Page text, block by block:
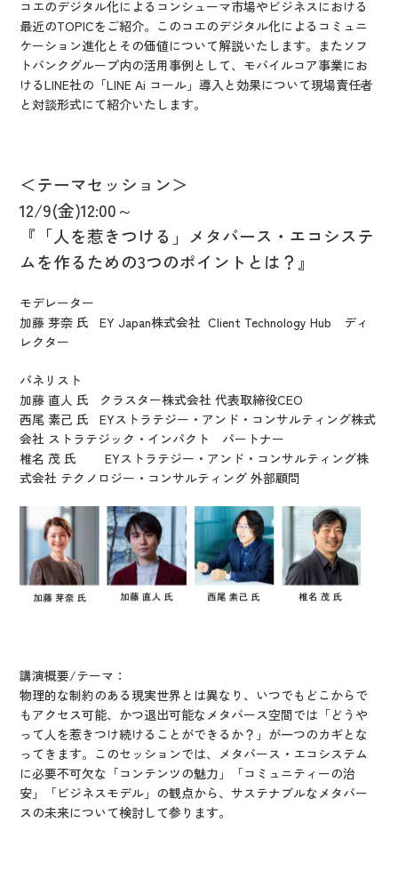
コエのデジタル化によるコンシューマ市場やビジネスにおける
最近のTOPICをご紹介。このコエのデジタル化によるコミュニ
ケーション進化とその価値について解説いたします。またソフ
トバンクグループ内の活用事例として、モバイルコア事業にお
けるLINE社の「LINE Ai コール」導入と効果について現場責任者
と対談形式にて紹介いたします。
＜テーマセッション＞
12/9(金)12:00～
『「人を惹きつける」メタバース・エコシステ
ムを作るための3つのポイントとは？』
モデレーター
加藤 芽奈 氏EY Japan株式会社 Client Technology Hub ディ
レクター
パネリスト
加藤 直人 氏 クラスター株式会社 代表取締役CEO
西尾 素己 氏EYストラテジー・アンド・コンサルティング株式
会社 ストラテジック・インパクト​ パートナー
椎名 茂 氏 EYストラテジー・アンド・コンサルティング株
式会社 テクノロジー・コンサルティング 外部顧問
講演概要/テーマ：
物理的な制約のある現実世界とは異なり、いつでもどこからで
もアクセス可能、かつ退出可能なメタバース空間では「どうや
って人を惹きつけ続けることができるか？」が一つのカギとな
ってきます。このセッションでは、メタバース・エコシステム
に必要不可欠な「コンテンツの魅力」「コミュニティーの治
安」「ビジネスモデル」の観点から、サステナブルなメタバー
スの未来について検討して参ります。